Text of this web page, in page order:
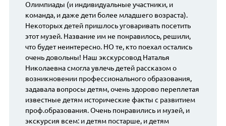
Олимпиады (и индивидуальные участники, и
команда, и даже дети более младшего возраста).
Некоторых детей пришлось уговаривать посетить
этот музей. Название им не понравилось, решили,
что будет неинтересно. НО те, кто поехал остались
очень довольны! Наш экскурсовод Наталья
Николаевна смогла увлечь детей рассказом о
возникновении профессионального образования,
задавала вопросы детям, очень здорово переплетая
известные детям исторические факты с развитием
проф.образования. Очень понравились и музей, и
экскурсия всем: и детям постарше, и детям